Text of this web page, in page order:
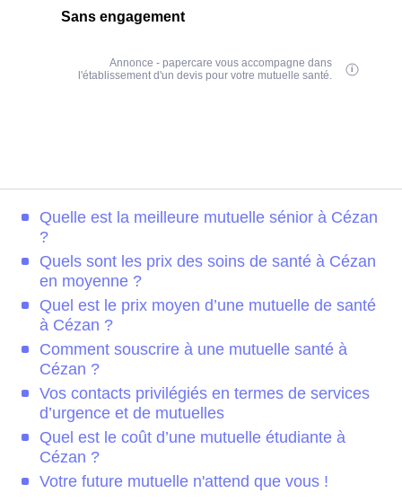
Sans engagement
Annonce - papercare vous accompagne dans
l'établissement d'un devis pour votre mutuelle santé.
Quelle est la meilleure mutuelle sénior à Cézan
?
Quels sont les prix des soins de santé à Cézan
en moyenne ?
Quel est le prix moyen d’une mutuelle de santé
à Cézan ?
Comment souscrire à une mutuelle santé à
Cézan ?
Vos contacts privilégiés en termes de services
d’urgence et de mutuelles
Quel est le coût d’une mutuelle étudiante à
Cézan ?
Votre future mutuelle n'attend que vous !